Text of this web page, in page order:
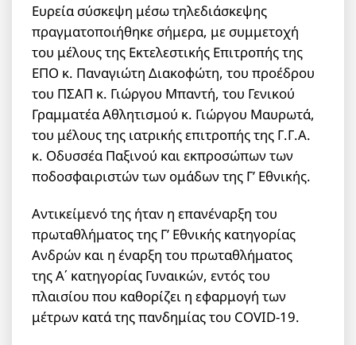
Ευρεία σύσκεψη μέσω τηλεδιάσκεψης
πραγματοποιήθηκε σήμερα, με συμμετοχή
του μέλους της Εκτελεστικής Επιτροπής της
ΕΠΟ κ. Παναγιώτη Διακοφώτη, του προέδρου
του ΠΣΑΠ κ. Γιώργου Μπαντή, του Γενικού
Γραμματέα Αθλητισμού κ. Γιώργου Μαυρωτά,
του μέλους της ιατρικής επιτροπής της Γ.Γ.Α.
κ. Οδυσσέα Παξινού και εκπροσώπων των
ποδοσφαιριστών των ομάδων της Γ’ Εθνικής.
Αντικείμενό της ήταν η επανέναρξη του
πρωταθλήματος της Γ’ Εθνικής κατηγορίας
Ανδρών και η έναρξη του πρωταθλήματος
της Α΄ κατηγορίας Γυναικών, εντός του
πλαισίου που καθορίζει η εφαρμογή των
μέτρων κατά της πανδημίας του COVID-19.